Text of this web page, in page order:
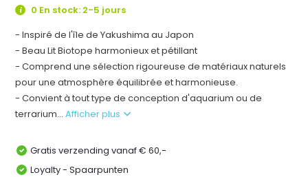
0 En stock: 2-5 jours
- Inspiré de l'île de Yakushima au Japon
- Beau Lit Biotope harmonieux et pétillant
- Comprend une sélection rigoureuse de matériaux naturels
pour une atmosphère équilibrée et harmonieuse.
- Convient à tout type de conception d'aquarium ou de
terrarium...Afficher plus
Gratis verzending vanaf € 60,-
Loyalty - Spaarpunten